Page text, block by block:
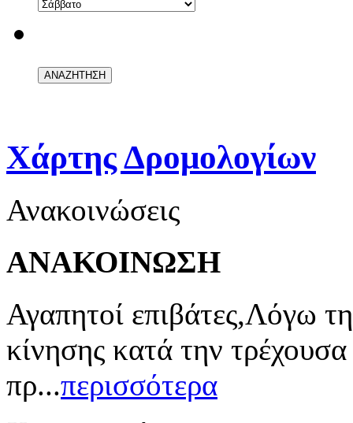
Χάρτης Δρομολογίων
Ανακοινώσεις
ΑΝΑΚΟΙΝΩΣΗ
Αγαπητοί επιβάτες,Λόγω
κίνησης κατά την
πρ...περισσότερα